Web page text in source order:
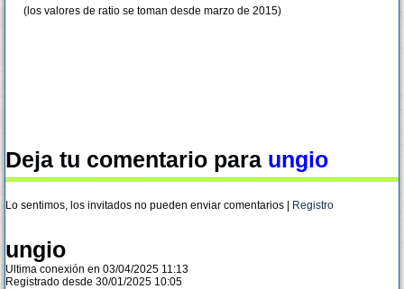
(los valores de ratio se toman desde marzo de 2015)
Deja tu comentario para ungio
Lo sentimos, los invitados no pueden enviar comentarios | Registro
ungio
Ultima conexión en 03/04/2025 11:13
Registrado desde 30/01/2025 10:05